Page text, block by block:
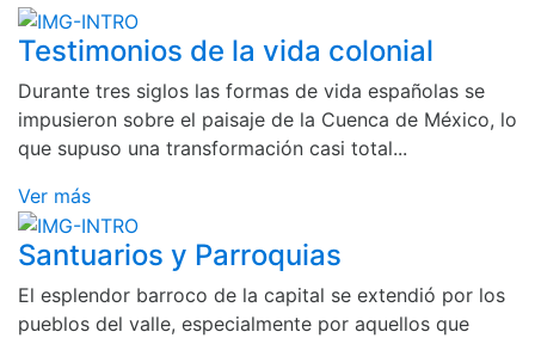
Testimonios de la vida colonial
Durante tres siglos las formas de vida españolas se
impusieron sobre el paisaje de la Cuenca de México, lo
que supuso una transformación casi total...
Ver más
Santuarios y Parroquias
El esplendor barroco de la capital se extendió por los
pueblos del valle, especialmente por aquellos que